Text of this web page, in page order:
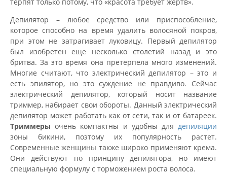
Депилятор – любое средство или приспособление,
которое способно на время удалить волосяной покров,
при этом не затрагивает луковицу. Первый депилятор
был изобретен еще несколько столетий назад и это
бритва. За это время она претерпела много изменений.
Многие считают, что электрический депилятор – это и
есть эпилятор, но это суждение не правдиво. Сейчас
электрический депилятор, который носит название
триммер, набирает свои обороты. Данный электрический
депилятор может работать как от сети, так и от батареек.
Триммеры очень компактны и удобны для депиляции
зоны бикини, поэтому их популярность растет.
Современные женщины также широко применяют крема.
Они действуют по принципу депилятора, но имеют
специальную формулу с торможением роста волоса.